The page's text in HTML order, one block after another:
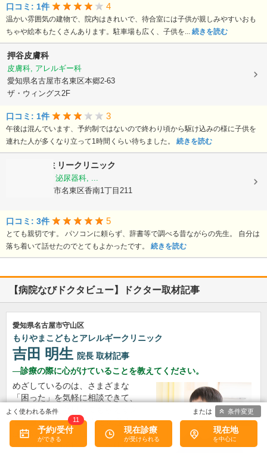
口コミ: 1件 4
温かい雰囲気の建物で、院内はきれいで、待合室には子供が親しみやすいおも
ちゃや絵本もたくさんあります。駐車場も広く、子供を... 続きを読む
押谷皮膚科
皮膚科, アレルギー科
愛知県名古屋市名東区本郷2-63
ザ・ウィングス2F
口コミ: 1件 3
午後は混んでいます、予約制ではないので終わり頃から駆け込みの様に子供を
連れた人が多くなり立って1時間くらい待ちました。 続きを読む
猪子石ファミリークリニック
内科, 小児科, 泌尿器科, ...
愛知県名古屋市名東区香南1丁目211
口コミ: 3件 5
とても親切です。 パソコンに頼らず、辞書等で調べる昔ながらの先生。 自分は
落ち着いて話せたのでとてもよかったです。 続きを読む
【病院なびドクタビュー】ドクター取材記事
愛知県名古屋市守山区
もりやまこどもとアレルギークリニック
吉田 明生 院長 取材記事
診療の際に心がけていることを教えてください。
めざしているのは、さまざまな
「困った」を気軽に相談できて、
来て良かったと思ってもらえるク
リニックです。 発熱などの急性
症状やアレルギー症状など、お子
さんの病気の診療にしっかり向き
予約/受付
11
現在診療 現在地
条件変更